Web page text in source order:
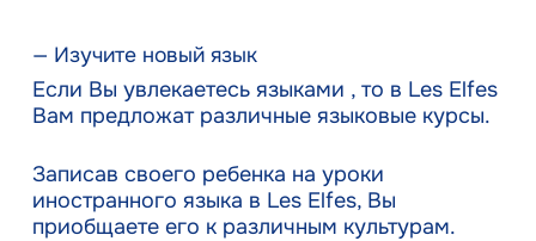
— Изучите новый язык
Если Вы увлекаетесь языками , то в Les Elfes
Вам предложат различные языковые курсы.
Записав своего ребенка на уроки
иностранного языка в Les Elfes, Вы
приобщаете его к различным культурам.